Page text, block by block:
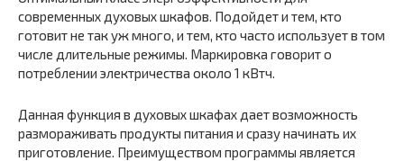
современных духовых шкафов. Подойдет и тем, кто
готовит не так уж много, и тем, кто часто использует в том
числе длительные режимы. Маркировка говорит о
потреблении электричества около 1 кВтч.
Данная функция в духовых шкафах дает возможность
размораживать продукты питания и сразу начинать их
приготовление. Преимуществом программы является